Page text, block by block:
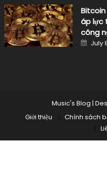
Bitcoin
áp lực
công
on
July
Music's Blog |
Giới thiệu
Chính sách